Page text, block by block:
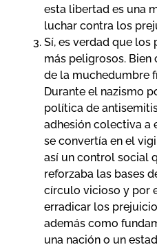
esta libertad es una
luchar contra los
Sí, es verdad que
más peligrosos.
de la muchedumbre
Durante el nazismo
política de
adhesión colectiva a
se convertía en el
así un control social
reforzaba las bases
círculo vicioso y por
erradicar los
además como
una nación o un